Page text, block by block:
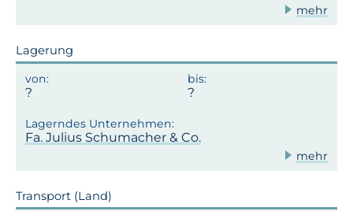
mehr
Lagerung
Fa. Julius Schumacher & Co.
mehr
Transport (Land)